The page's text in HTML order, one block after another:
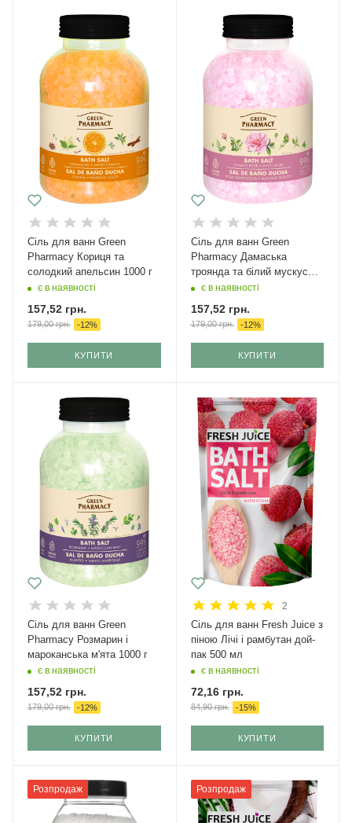
Сіль для ванн Green
Pharmacy Кориця та
солодкий апельсин 1000 г
є в наявності
157,52 грн.
179,00грн. -12%
КУПИТИ
Сіль для ванн Green
Pharmacy Дамаська
троянда та білий мускус
1000 г
є в наявності
157,52грн.
179,00грн. -12%
КУПИТИ
Сіль для ванн Green
Pharmacy Розмарин і
мароканська м'ята 1000 г
є в наявності
157,52 грн.
179,00грн. -12%
КУПИТИ
2
Сіль для ванн Fresh Juice з
піною Лічі і рамбутан дой-
пак 500 мл
є в наявності
72,16грн.
84,90грн. -15%
КУПИТИ
Розпродаж Розпродаж